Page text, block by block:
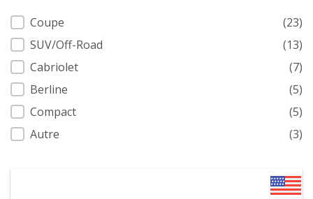
Carrosserie
Coupe
(23)
SUV/Off-Road
(13)
Cabriolet
(7)
Berline
(5)
Compact
(5)
Autre
(3)